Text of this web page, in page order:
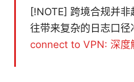
[!NOTE] 跨境合规并
往带来复杂的日志口径
connect to VPN: 深度